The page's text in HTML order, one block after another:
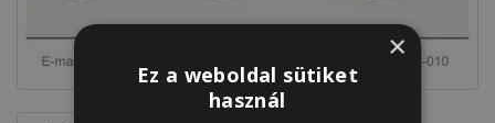
×
Ez a weboldal sütiket
használ